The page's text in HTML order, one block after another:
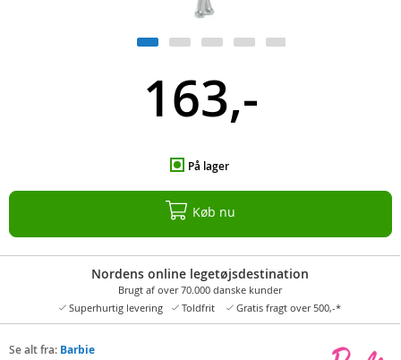
163,-
På lager
Køb nu
Nordens online legetøjsdestination
Brugt af over 70.000 danske kunder
Superhurtig levering
Toldfrit Gratis fragt over 500,-*
Se alt fra: Barbie